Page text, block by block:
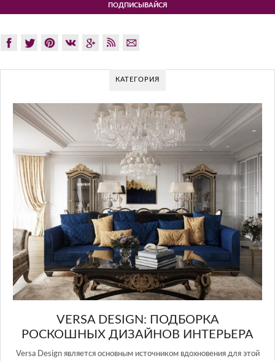
КАТЕГОРИЯ
для этой
GLAZOV DESIGN GROUP –
ПОДХОД К ДИЗАЙНУ
Glazov Design Group- это одна из лучших студий дизайна
в Росси…